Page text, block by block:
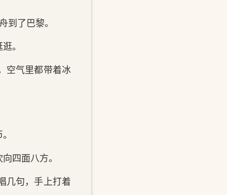
到了巴黎。
。
空气里都带着冰
四面八方。
几句，手上打着